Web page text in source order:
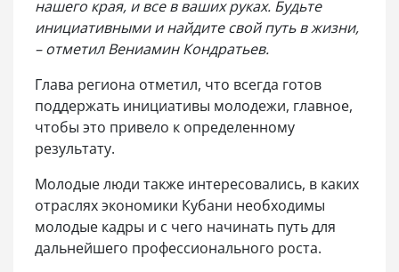
нашего края, и все в ваших руках. Будьте
инициативными и найдите свой путь в жизни,
– отметил Вениамин Кондратьев.
Глава региона отметил, что всегда готов
поддержать инициативы молодежи, главное,
чтобы это привело к определенному
результату.
Молодые люди также интересовались, в каких
отраслях экономики Кубани необходимы
молодые кадры и с чего начинать путь для
дальнейшего профессионального роста.